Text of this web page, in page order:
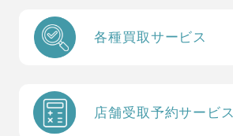
各種買取サービス
店舗受取予約サービス